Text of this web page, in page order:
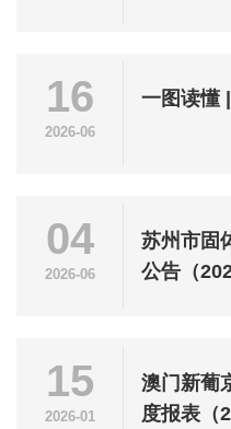
16
2026-06
一图读懂
04
2026-06
苏州市固
公告（
15
2026-01
澳门新葡
度报表（